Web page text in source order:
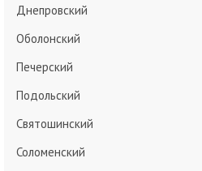
Днепровский
Оболонский
Печерский
Подольский
Святошинский
Соломенский